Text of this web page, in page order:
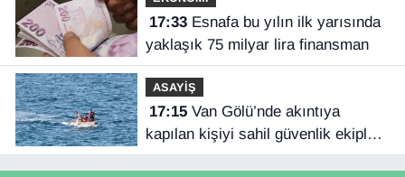
17:33Esnafa bu yılın ilk yarısında
yaklaşık 75 milyar lira finansman
ASAYİŞ
17:15Van Gölü’nde akıntıya
kapılan kişiyi sahil güvenlik ekipleri
kurtardı